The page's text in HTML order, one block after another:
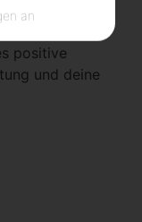
kann dich
positive
und deine
an